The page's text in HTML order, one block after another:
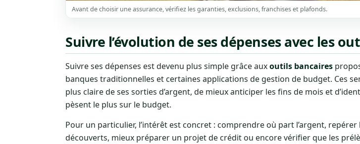
Avant de choisir une assurance, vérifiez les garanties, exclusions, franchises et plafonds.
Suivre l’évolution de ses dépenses avec les
Suivre ses dépenses est devenu plus simple grâce auxoutils bancaires
banques traditionnelles et certaines applications de gestion de budget. Ces
plus claire de ses sorties d’argent, de mieux anticiper les fins de mois et
pèsent le plus sur le budget.
Pour un particulier, l’intérêt est concret : comprendre où part l’argent,
découverts, mieux préparer un projet de crédit ou encore vérifier que les